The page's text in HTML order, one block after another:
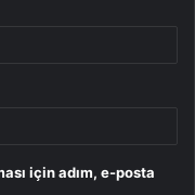
için adım, e-posta